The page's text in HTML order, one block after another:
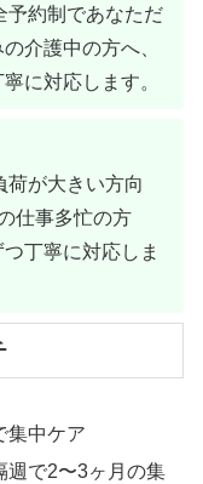
予約制であなただ
介護中の方へ、
に対応します。
荷が大きい方向
仕事多忙の方
丁寧に対応しま
集中ケア
週で2〜3ヶ月の集